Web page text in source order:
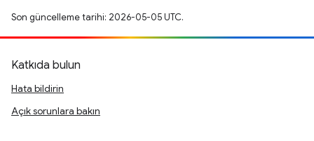
Son güncelleme tarihi: 2026-05-05 UTC.
Katkıda bulun
Hata bildirin
Açık sorunlara bakın